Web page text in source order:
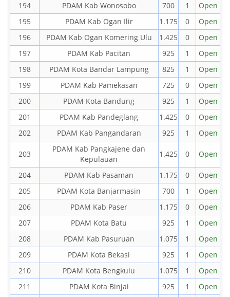
194
PDAM Kab Wonosobo 700 1
Open
195
PDAM Kab Ogan Ilir 1.175 0
Open
196
PDAM Kab Ogan Komering Ulu 1.425 0
Open
197
PDAM Kab Pacitan 925 1
Open
198
PDAM Kota Bandar Lampung 825 1
Open
199
PDAM Kab Pamekasan 725 0
Open
200
PDAM Kota Bandung 925 1
Open
201
PDAM Kab Pandeglang 1.425 0
Open
202
PDAM Kab Pangandaran 925 1 Open
203
PDAM Kab Pangkajene dan
Kepulauan
1.425 0 Open
204 PDAM Kab Pasaman 1.175 0
Open
205
PDAM Kota Banjarmasin 700 1
Open
206
PDAM Kab Paser 1.175 0
Open
207
PDAM Kota Batu 925 1
Open
208
PDAM Kab Pasuruan 1.075 1
Open
209
PDAM Kota Bekasi 925 1
Open
210
PDAM Kota Bengkulu 1.075 1
Open
211
PDAM Kota Binjai 925 1
Open